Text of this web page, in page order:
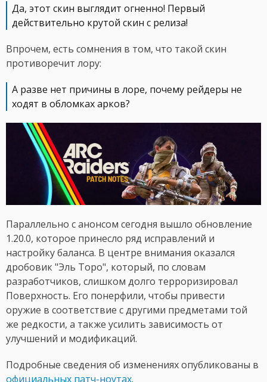
Да, этот скин выглядит огненно! Первый
действительно крутой скин с релиза!
Впрочем, есть сомнения в том, что такой скин
противоречит лору:
А разве нет причины в лоре, почему рейдеры не
ходят в обломках арков?
Параллельно с анонсом сегодня вышло обновление
1.20.0, которое принесло ряд исправлений и
настройку баланса. В центре внимания оказался
дробовик "Эль Торо", который, по словам
разработчиков, слишком долго терроризировал
Поверхность. Его понерфили, чтобы привести
оружие в соответствие с другими предметами той
же редкости, а также усилить зависимость от
улучшений и модификаций.
Подробные сведения об изменениях опубликованы в
официальных патч-ноутах.